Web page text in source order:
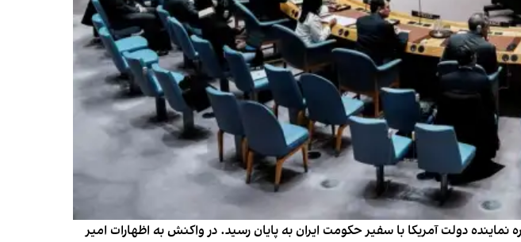
دولت آمریکا با سفیر حکومت ایران به پایان رسید. در واکنش به اظهارات امیر